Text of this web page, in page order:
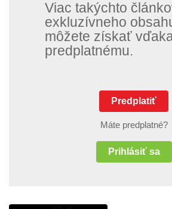
Viac takýchto
exkluzívneho
môžete získať
predplatnému.
Predplatiť
Máte predplatné?
Prihlásiť sa